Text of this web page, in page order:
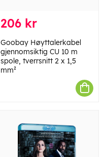
206 kr
Goobay Høyttalerkabel
gjennomsiktig CU 10 m
spole, tverrsnitt 2 x 1,5
mm²